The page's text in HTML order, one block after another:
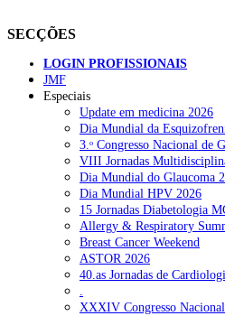
SECÇÕES
LOGIN PROFISSIONAIS
JMF
Especiais
Update em medicina 2026
Dia Mundial da
3.ᵒ Congresso Nacional de
VIII Jornadas
Dia Mundial do Glaucoma
Dia Mundial HPV 2026
15 Jornadas Diabetologia
Allergy & Respiratory
Breast Cancer Weekend
ASTOR 2026
40.as Jornadas de
.
XXXIV Congresso